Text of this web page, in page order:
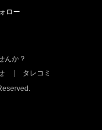
んか？
タレコミ